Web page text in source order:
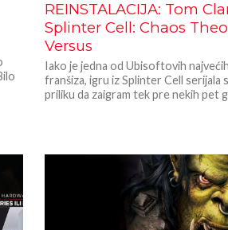
REINSTALACIJA: Tom
Splinter Cell: Chaos
Versus
Iako je jedna od Ubisoftovih najvećih
franšiza, igru iz Splinter Cell serijala
priliku da zaigram tek pre nekih pet